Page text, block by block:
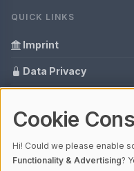
QUICK LINKS
Imprint
Data Privacy
Glossary
Your data protection
Cookie
Hi! Could we please enable
Functionality & Advertising?